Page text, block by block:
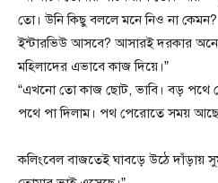
তো। উনি কিছু বললে মনে নিও না কেমন?
ইন্টারভিউ আসবে? আসারই দরকার
মহিলাদের এভাবে কাজ দিয়ে।”
“এখনো তো কাজ ছোট, ভাবি। বড়
পথে পা দিলাম। পথ পেরোতে সময়
কলিংবেল বাজতেই ঘাবড়ে উঠে দাঁড়ায়